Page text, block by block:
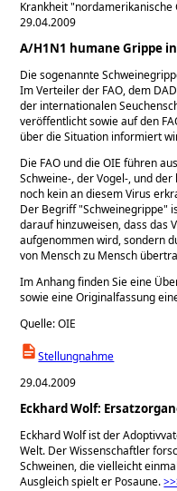
Krankheit nordamerikanische
29.04.2009
A/H1N1 humane Grippe
Die sogenannte
Im Verteiler der FAO, dem
der internationalen
veröffentlicht sowie auf den
über die Situation informiert
Die FAO und die OIE führen
Schweine-, der Vogel-, und
noch kein an diesem Virus
Der Begriff Schweinegrippe
darauf hinzuweisen, dass das
aufgenommen wird, sondern
von Mensch zu Mensch
Im Anhang finden Sie eine
sowie eine Originalfassung
Quelle: OIE
Stellungnahme
29.04.2009
Eckhard Wolf:
Eckhard Wolf ist der
Welt. Der Wissenschaftler
Schweinen, die vielleicht
Ausgleich spielt er Posaune.